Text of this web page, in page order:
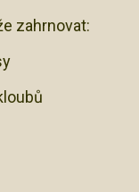
zahrnovat: